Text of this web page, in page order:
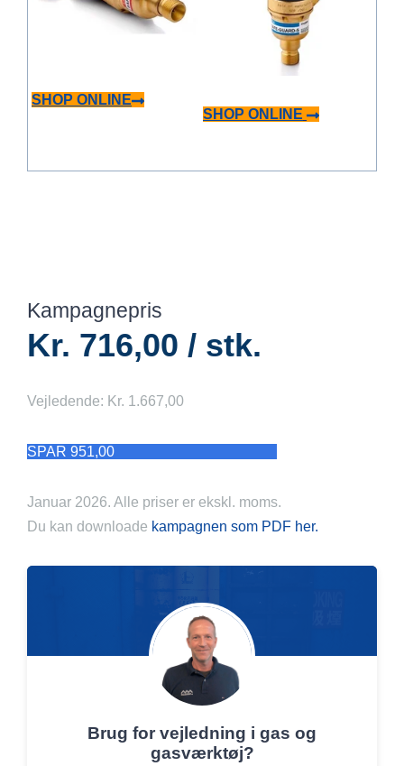
SHOP ONLINE
SHOP ONLINE
Kampagnepris
Kr. 716,00 / stk.
Vejledende: Kr. 1.667,00
SPAR 951,00
Januar 2026. Alle priser er ekskl. moms.
Du kan downloade kampagnen som PDF her.
Brug for vejledning i gas og
gasværktøj?